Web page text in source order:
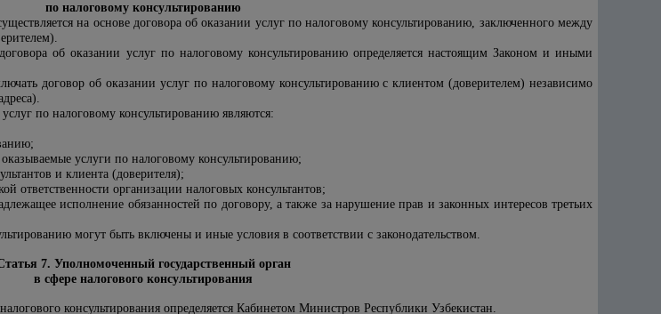
по налоговому консультированию
на основе договора об оказании услуг по налоговому консультированию, заключенного между
об оказании услуг по налоговому консультированию определяется настоящим Законом и иными
договор об оказании услуг по налоговому консультированию с клиентом (доверителем) независимо
по налоговому консультированию являются:
услуги по налоговому консультированию;
и клиента (доверителя);
ответственности организации налоговых консультантов;
исполнение обязанностей по договору, а также за нарушение прав и законных интересов третьих
могут быть включены и иные условия в соответствии с законодательством.
7. Уполномоченный государственный орган
в сфере налогового консультирования
консультирования определяется Кабинетом Министров Республики Узбекистан.